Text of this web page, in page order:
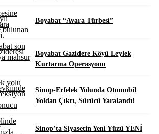
Boyabat “Avara Türbesi”
Boyabat Gazidere Köyü Leylek
Kurtarma Operasyonu
Sinop-Erfelek Yolunda Otomobil
Yoldan Çıktı, Sürücü Yaralandı!
Sinop’ta Siyasetin Yeni Yüzü YENİ